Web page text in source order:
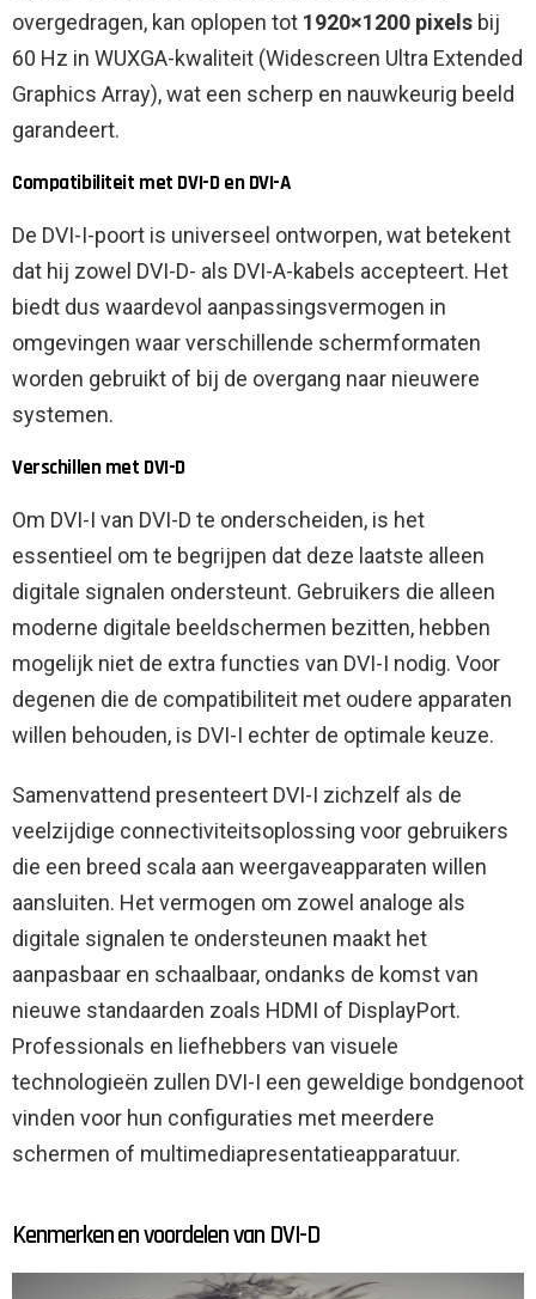
overgedragen, kan oplopen tot 1920×1200 pixels bij
60 Hz in WUXGA-kwaliteit (Widescreen Ultra Extended
Graphics Array), wat een scherp en nauwkeurig beeld
garandeert.
Compatibiliteit met DVI-D en DVI-A
De DVI-I-poort is universeel ontworpen, wat betekent
dat hij zowel DVI-D- als DVI-A-kabels accepteert. Het
biedt dus waardevol aanpassingsvermogen in
omgevingen waar verschillende schermformaten
worden gebruikt of bij de overgang naar nieuwere
systemen.
Verschillen met DVI-D
Om DVI-I van DVI-D te onderscheiden, is het
essentieel om te begrijpen dat deze laatste alleen
digitale signalen ondersteunt. Gebruikers die alleen
moderne digitale beeldschermen bezitten, hebben
mogelijk niet de extra functies van DVI-I nodig. Voor
degenen die de compatibiliteit met oudere apparaten
willen behouden, is DVI-I echter de optimale keuze.
Samenvattend presenteert DVI-I zichzelf als de
veelzijdige connectiviteitsoplossing voor gebruikers
die een breed scala aan weergaveapparaten willen
aansluiten. Het vermogen om zowel analoge als
digitale signalen te ondersteunen maakt het
aanpasbaar en schaalbaar, ondanks de komst van
nieuwe standaarden zoals HDMI of DisplayPort.
Professionals en liefhebbers van visuele
technologieën zullen DVI-I een geweldige bondgenoot
vinden voor hun configuraties met meerdere
schermen of multimediapresentatieapparatuur.
Kenmerken en voordelen van DVI-D